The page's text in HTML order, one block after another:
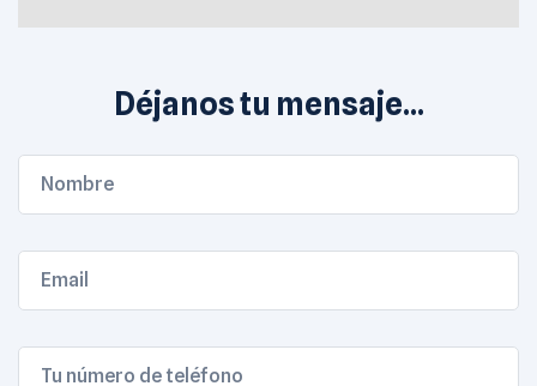
Déjanos tu mensaje...